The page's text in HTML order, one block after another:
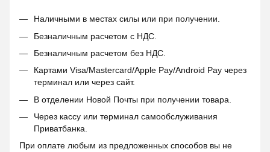
Наличными в местах силы или при получении.
Безналичным расчетом с НДС.
Безналичным расчетом без НДС.
Картами Visa/Mastercard/Apple Pay/Android Pay через
терминал или через сайт.
В отделении Новой Почты при получении товара.
Через кассу или терминал самообслуживания
Приватбанка.
При оплате любым из предложенных способов вы не